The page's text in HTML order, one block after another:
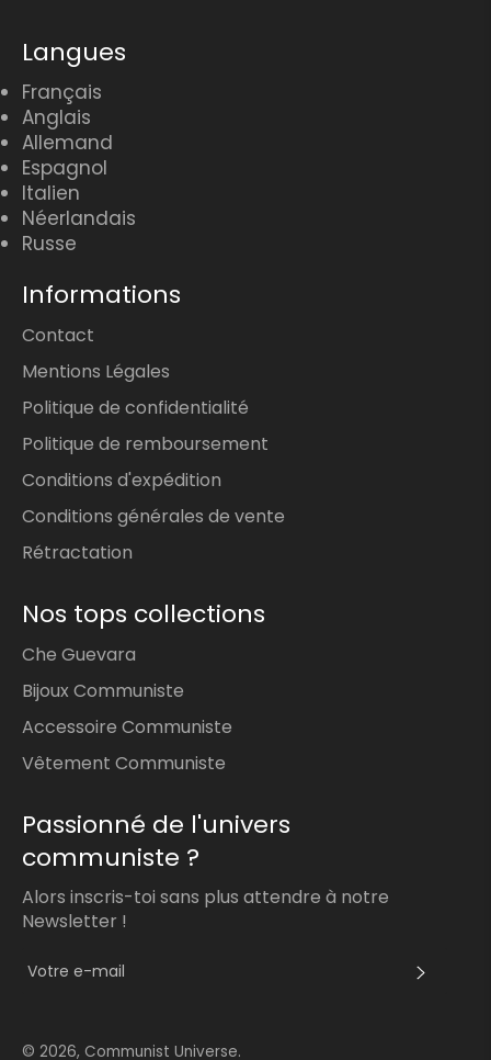
Langues
Français
Anglais
Allemand
Espagnol
Italien
Néerlandais
Russe
Informations
Contact
Mentions Légales
Politique de confidentialité
Politique de remboursement
Conditions d'expédition
Conditions générales de vente
Rétractation
Nos tops collections
Che Guevara
Bijoux Communiste
Accessoire Communiste
Vêtement Communiste
Passionné de l'univers
communiste ?
Alors inscris-toi sans plus attendre à notre
Newsletter !
© 2026, Communist Universe.